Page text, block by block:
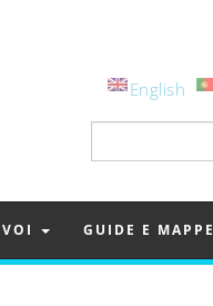
English
per:
GUIDE E MAPPE